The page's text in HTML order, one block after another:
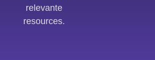
relevante
resources.